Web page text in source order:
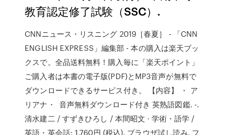
教育認定修了試験（SSC）.
CNNニュース・リスニング 2019［春夏］ - 「CNN
ENGLISH EXPRESS」編集部 - 本の購入は楽天ブッ
クスで。全品送料無料！購入毎に「楽天ポイント」
ご購入者は本書の電子版(PDF)とMP3音声が無料で
ダウンロードできるサービス付き。 【内容】 ・ ア
リアナ・ 音声無料ダウンロード付き 英熟語図鑑. -.
清水建二 / すずきひろし / 本間昭文 · 学術・語学 /
英語・英会話; 1,760円 (税込). ブラウザ試し読み. フ